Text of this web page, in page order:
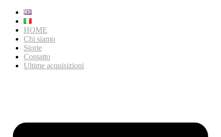
HOME
Chi siamo
Storie
Contatto
Ultime acquisizioni